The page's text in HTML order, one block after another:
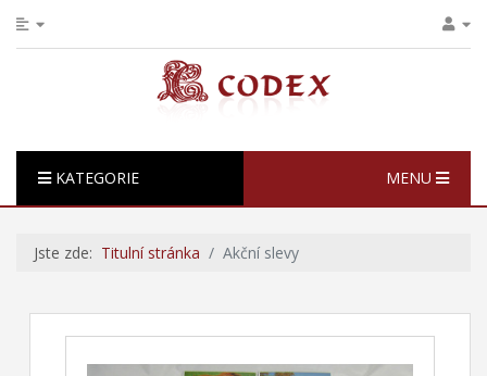
KATEGORIE MENU
Jste zde: Titulní stránka Akční slevy